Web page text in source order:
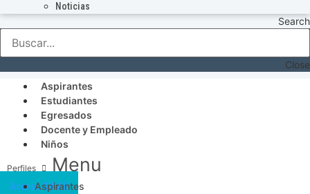
Noticias
Search
Close
Aspirantes
Estudiantes
Egresados
Docente y Empleado
Niños
Menu
Aspirantes
Acceso SICAU